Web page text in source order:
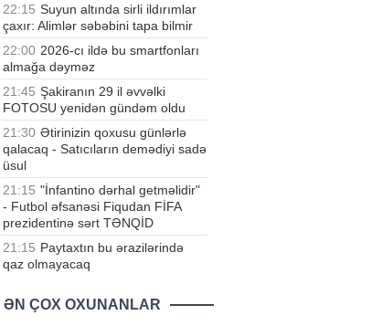
22:15 Suyun altında sirli ildırımlar
çaxır: Alimlər səbəbini tapa bilmir
22:00 2026-cı ildə bu smartfonları
almağa dəyməz
21:45 Şakiranın 29 il əvvəlki
FOTOSU yenidən gündəm oldu
21:30 Ətirinizin qoxusu günlərlə
qalacaq - Satıcıların demədiyi sadə
üsul
21:15 "İnfantino dərhal getməlidir"
- Futbol əfsanəsi Fiqudan FİFA
prezidentinə sərt TƏNQİD
21:15 Paytaxtın bu ərazilərində
qaz olmayacaq
ƏN ÇOX OXUNANLAR